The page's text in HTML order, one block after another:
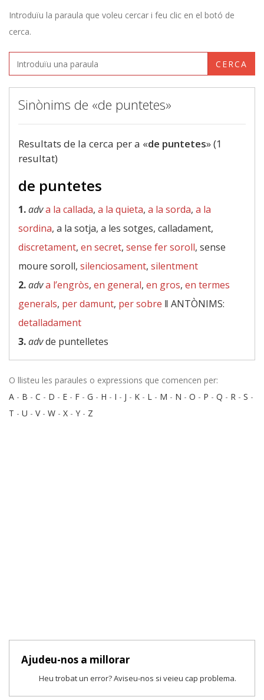
Introduïu la paraula que voleu cercar i feu clic en el botó de
cerca.
CERCA
Sinònims de «de puntetes»
Resultats de la cerca per a «de puntetes» (1
resultat)
de puntetes
1.adva la callada, a la quieta, a la sorda, a la
sordina, a la sotja, a les sotges, calladament,
discretament, en secret, sense fer soroll, sense
moure soroll, silenciosament, silentment
2.adva l’engròs, en general, en gros, en termes
generals, per damunt, per sobre ‖ ANTÒNIMS:
detalladament
3.advde puntelletes
O llisteu les paraules o expressions que comencen per:
A - B - C - D - E - F - G - H - I - J - K - L - M - N - O - P - Q - R - S -
T - U - V- W - X - Y - Z
Ajudeu-nos a millorar
Heu trobat un error? Aviseu-nos si veieu cap problema.